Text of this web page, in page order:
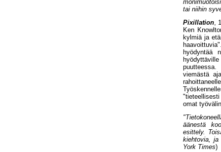
tai niihin
Pixillation,
Ken
kylmiä ja
hyödyntää
viemästä
omat
äänestä
esittely.
kiehtovia, ja
York Times)